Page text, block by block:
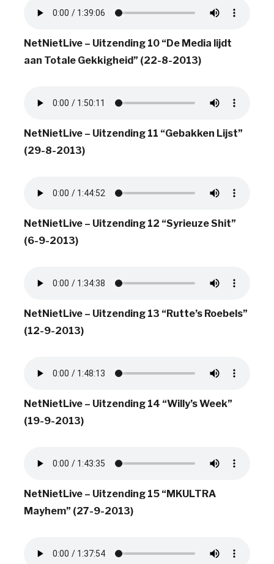
NetNietLive – Uitzending 10 “De Media lijdt
aan Totale Gekkigheid” (22-8-2013)
NetNietLive – Uitzending 11 “Gebakken Lijst”
(29-8-2013)
NetNietLive – Uitzending 12 “Syrieuze Shit”
(6-9-2013)
NetNietLive – Uitzending 13 “Rutte’s Roebels”
(12-9-2013)
NetNietLive – Uitzending 14 “Willy’s Week”
(19-9-2013)
NetNietLive – Uitzending 15 “MKULTRA
Mayhem” (27-9-2013)